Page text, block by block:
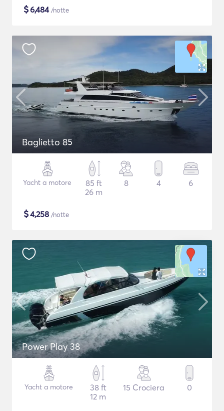
$6,484/notte
Baglietto 85
Yacht a motore
85 ft
26 m
8 4 6
$4,258 /notte
Power Play 38
Yacht a motore
38 ft
12 m
15 Crociera 0